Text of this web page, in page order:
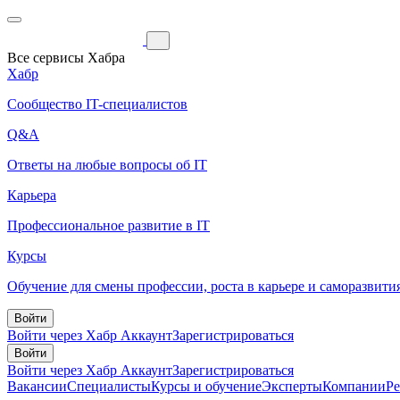
Все сервисы Хабра
Хабр
Сообщество IT-специалистов
Q&A
Ответы на любые вопросы об IT
Карьера
Профессиональное развитие в IT
Курсы
Обучение для смены профессии, роста в карьере и
Войти
Войти через Хабр АккаунтЗарегистрироваться
Войти
Войти через Хабр АккаунтЗарегистрироваться
ВакансииСпециалистыКурсы и обучениеЭкспертыКомпании